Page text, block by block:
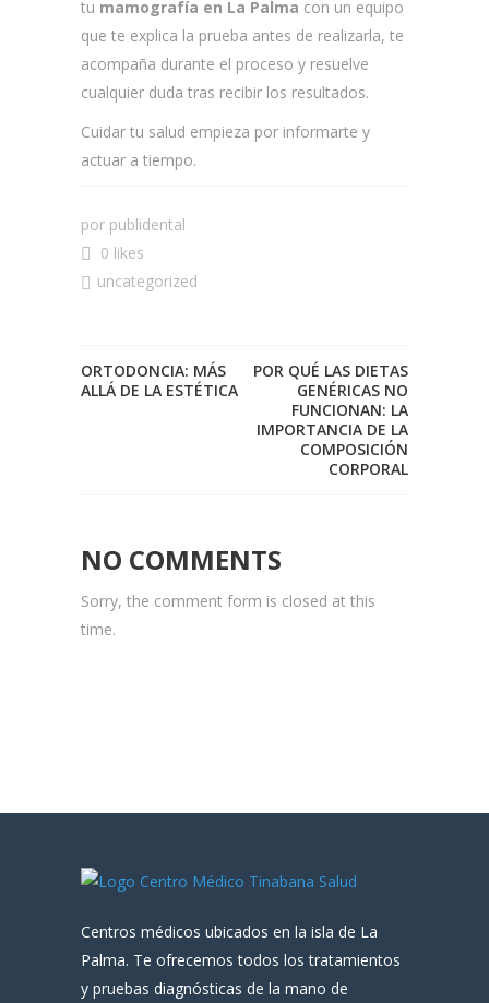
tu mamografía en La Palma con un equipo
que te explica la prueba antes de realizarla, te
acompaña durante el proceso y resuelve
cualquier duda tras recibir los resultados.
Cuidar tu salud empieza por informarte y
actuar a tiempo.
por publidental
0 likes
uncategorized
ORTODONCIA: MÁS
ALLÁ DE LA ESTÉTICA
POR QUÉ LAS DIETAS
GENÉRICAS NO
FUNCIONAN: LA
IMPORTANCIA DE LA
COMPOSICIÓN
CORPORAL
NO COMMENTS
Sorry, the comment form is closed at this
time.
Centros médicos ubicados en la isla de La
Palma. Te ofrecemos todos los tratamientos
y pruebas diagnósticas de la mano de